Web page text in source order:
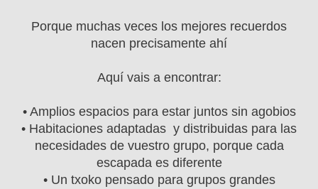
Porque muchas veces los mejores recuerdos
nacen precisamente ahí
Aquí vais a encontrar:
• Amplios espacios para estar juntos sin agobios
• Habitaciones adaptadas y distribuidas para las
necesidades de vuestro grupo, porque cada
escapada es diferente
• Un txoko pensado para grupos grandes